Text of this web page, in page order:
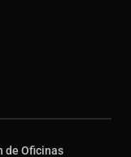
de Oficinas